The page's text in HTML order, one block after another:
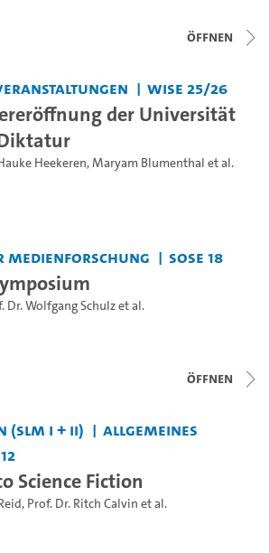
Öffnen
WiSe 25/26
der Universität
Heekeren,Maryam Blumenthal et al.
SoSe 18
Dr. Wolfgang Schulzet al.
Öffnen
I + II)
Allgemeines
Science Fiction
, Prof. Dr. Ritch Calvin et al.